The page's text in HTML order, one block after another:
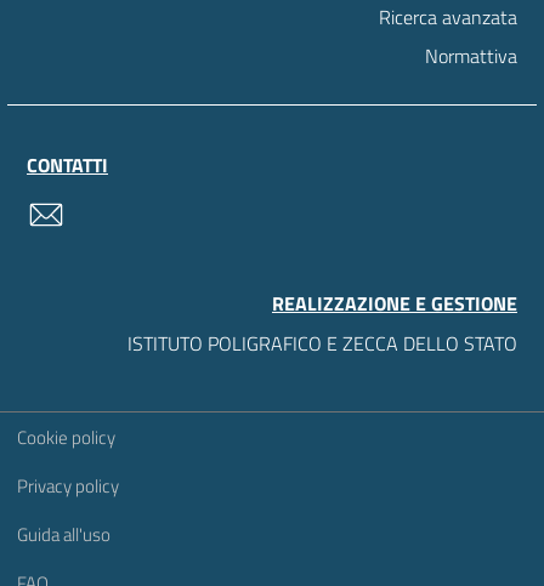
Ricerca avanzata
Normattiva
CONTATTI
REALIZZAZIONE E GESTIONE
ISTITUTO POLIGRAFICO E ZECCA DELLO STATO
Sezione Link Utili
Cookie policy
Privacy policy
Guida all'uso